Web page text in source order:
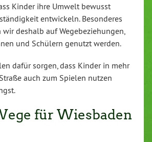
Kinder ihre Umwelt bewusst
entwickeln. Besonderes
deshalb auf Wegebeziehungen,
und Schülern genutzt werden.
dafür sorgen, dass Kinder in mehr
auch zum Spielen nutzen
für Wiesbaden